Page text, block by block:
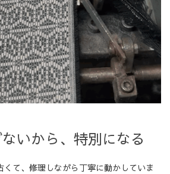
いから、特別になる
くて、修理しながら丁寧に動かしていま